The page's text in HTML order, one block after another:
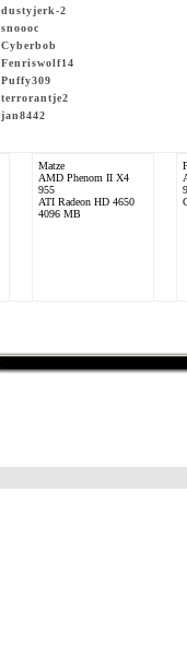
dustyjerk-2
snoooc
Cyberbob
Fenriswolf14
Puffy309
terrorantje2
jan8442
Matze
AMD Phenom II X4
955
ATI Radeon HD 4650
4096 MB